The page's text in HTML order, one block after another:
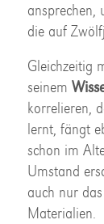
ansprechen,
die auf
Gleichzeitig
seinem
korrelieren,
lernt, fängt
schon im
Umstand
auch nur
Materialien.